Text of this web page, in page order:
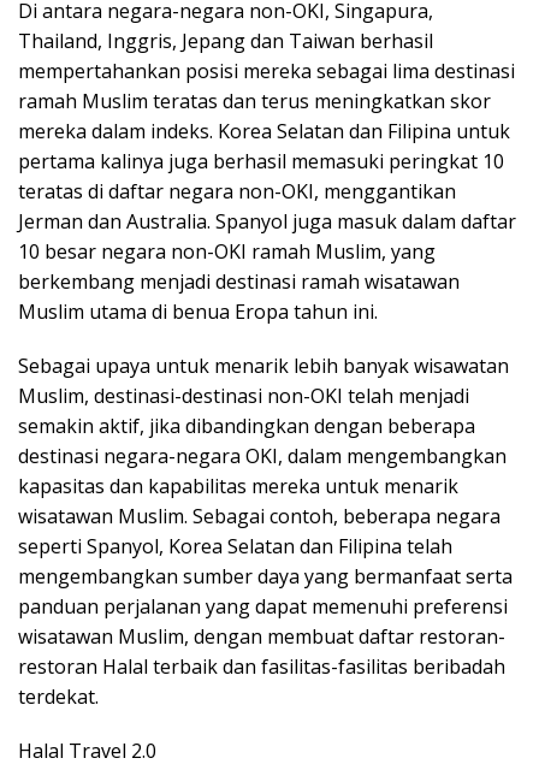
Di antara negara-negara non-OKI, Singapura,
Thailand, Inggris, Jepang dan Taiwan berhasil
mempertahankan posisi mereka sebagai lima destinasi
ramah Muslim teratas dan terus meningkatkan skor
mereka dalam indeks. Korea Selatan dan Filipina untuk
pertama kalinya juga berhasil memasuki peringkat 10
teratas di daftar negara non-OKI, menggantikan
Jerman dan Australia. Spanyol juga masuk dalam daftar
10 besar negara non-OKI ramah Muslim, yang
berkembang menjadi destinasi ramah wisatawan
Muslim utama di benua Eropa tahun ini.
Sebagai upaya untuk menarik lebih banyak wisawatan
Muslim, destinasi-destinasi non-OKI telah menjadi
semakin aktif, jika dibandingkan dengan beberapa
destinasi negara-negara OKI, dalam mengembangkan
kapasitas dan kapabilitas mereka untuk menarik
wisatawan Muslim. Sebagai contoh, beberapa negara
seperti Spanyol, Korea Selatan dan Filipina telah
mengembangkan sumber daya yang bermanfaat serta
panduan perjalanan yang dapat memenuhi preferensi
wisatawan Muslim, dengan membuat daftar restoran-
restoran Halal terbaik dan fasilitas-fasilitas beribadah
terdekat.
Halal Travel 2.0